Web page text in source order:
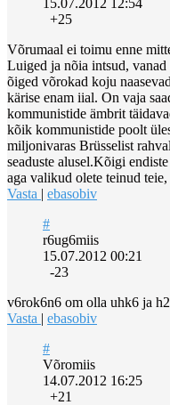
+25
Võrumaal ei toimu enne
Luiged ja nõia intsud,
õiged võrokad koju
kärise enam iial. On vaja
kommunistide ämbrit
kõik kommunistide poolt
miljonivaras Brüsselist
seaduste alusel.Kõigi
aga valikud olete teinud
Vasta | ebasobiv
#
r6ug6miis
15.07.2012 00:21
-23
v6rok6n6 om olla uhk6 ja
Vasta | ebasobiv
#
Võromiis
14.07.2012 16:25
+21